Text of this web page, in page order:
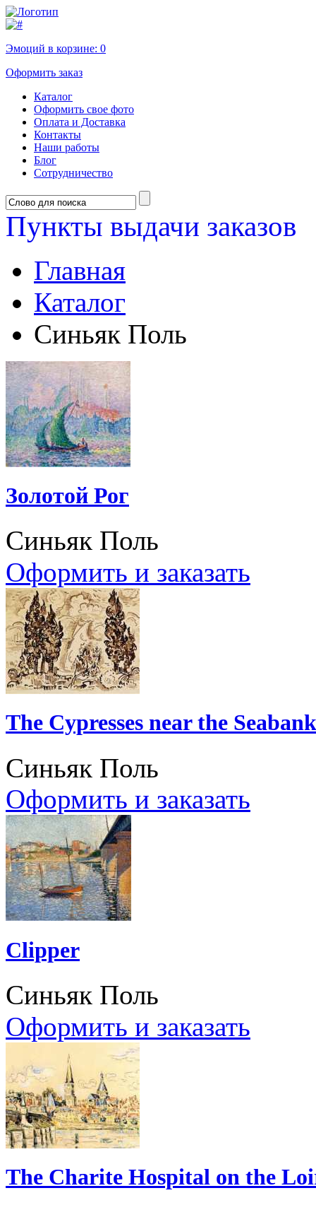
Эмоций в корзине: 0
Оформить заказ
Каталог
Оформить свое фото
Оплата и Доставка
Контакты
Наши работы
Блог
Сотрудничество
Пункты выдачи заказов
Главная
Каталог
Синьяк Поль
Золотой Рог
Синьяк Поль
Оформить и заказать
The Cypresses near the Seabank
Синьяк Поль
Оформить и заказать
Clipper
Синьяк Поль
Оформить и заказать
The Charite Hospital on the